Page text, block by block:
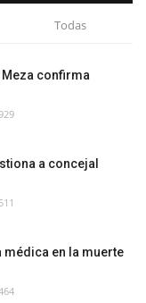
Todas
confirma
a concejal
511
médica en la muerte